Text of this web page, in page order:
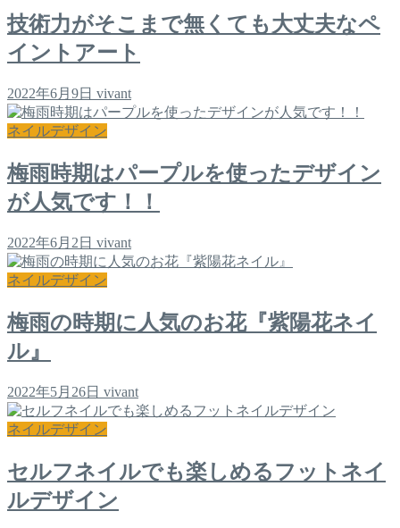
技術力がそこまで無くても大丈夫なペ
イントアート
2022年6月9日 vivant
ネイルデザイン
梅雨時期はパープルを使ったデザイン
が人気です！！
2022年6月2日 vivant
ネイルデザイン
梅雨の時期に人気のお花『紫陽花ネイ
ル』
2022年5月26日 vivant
ネイルデザイン
セルフネイルでも楽しめるフットネイ
ルデザイン